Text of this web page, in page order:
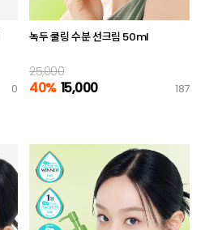
0
녹두 쿨링 수분 선크림 50ml
25,000
40% 15,000 187